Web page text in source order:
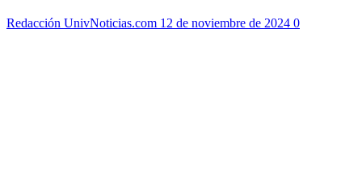
Redacción UnivNoticias.com 12 de noviembre de 2024 0